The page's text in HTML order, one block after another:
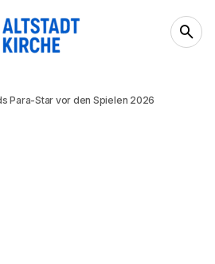
Para-Star vor den Spielen 2026